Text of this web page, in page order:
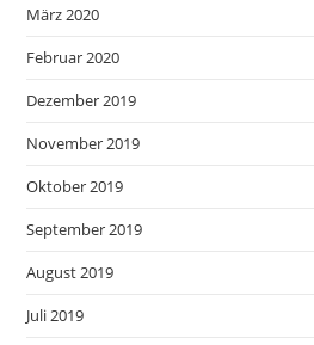
März 2020
Februar 2020
Dezember 2019
November 2019
Oktober 2019
September 2019
August 2019
Juli 2019